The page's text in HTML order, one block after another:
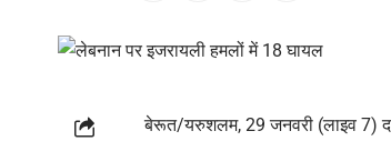
बेरूत/यरुशलम, 29 जनवरी (लाइव 7)